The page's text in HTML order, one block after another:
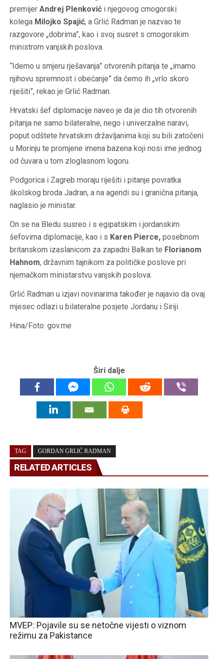
premijer Andrej Plenković i njegovog crnogorski
kolega Milojko Spajić, a Grlić Radman je nazvao te
razgovore „dobrima”, kao i svoj susret s crnogorskim
ministrom vanjskih poslova.
“Idemo u smjeru rješavanja” otvorenih pitanja te „imamo
njihovu spremnost i obećanje” da ćemo ih „vrlo skoro
riješiti”, rekao je Grlić Radman.
Hrvatski šef diplomacije naveo je da je dio tih otvorenih
pitanja ne samo bilateralne, nego i univerzalne naravi,
poput odštete hrvatskim državljanima koji su bili zatočeni
u Morinju te promjene imena bazena koji nosi ime jednog
od čuvara u tom zloglasnom logoru.
Podgorica i Zagreb moraju riješiti i pitanje povratka
školskog broda Jadran, a na agendi su i granična pitanja,
naglasio je ministar.
On se na Bledu susreo i s egipatskim i jordanskim
šefovima diplomacije, kao i s Karen Pierce, posebnom
britanskom izaslanicom za zapadni Balkan te Florianom
Hahnom, državnim tajnikom za političke poslove pri
njemačkom ministarstvu vanjskih poslova.
Grlić Radman u izjavi novinarima također je najavio da ovaj
mjesec odlazi u bilateralne posjete Jordanu i Siriji.
Hina/Foto: gov.me
Širi dalje
TAG GORDAN GRLIĆ RADMAN
RELATED ARTICLES
MVEP: Pojavile su se netočne vijesti o viznom
režimu za Pakistance